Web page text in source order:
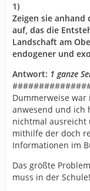
1)
Zeigen sie
auf, das die
Landschaft am
endogener und
Antwort: 1 ganze
Dummerweise
anwesend und ich
nichtmal ausreicht
mithilfe der doch
Informationen im
Das größte
muss in der